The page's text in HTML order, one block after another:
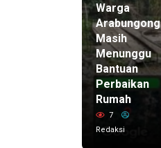
Warga
Arabungong
Masih
Menunggu
Bantuan
Perbaikan
Rumah
7
Redaksi